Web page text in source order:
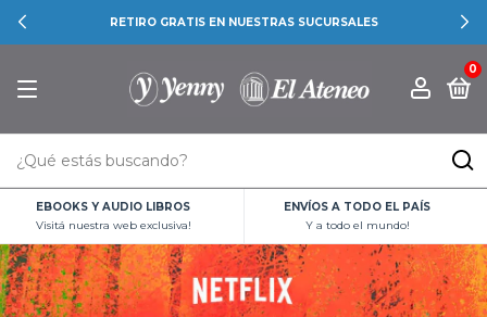
RETIRO GRATIS EN NUESTRAS SUCURSALES
0
EBOOKS Y AUDIO LIBROS
Visitá nuestra web exclusiva!
ENVÍOS A TODO EL PAÍS
Y a todo el mundo!